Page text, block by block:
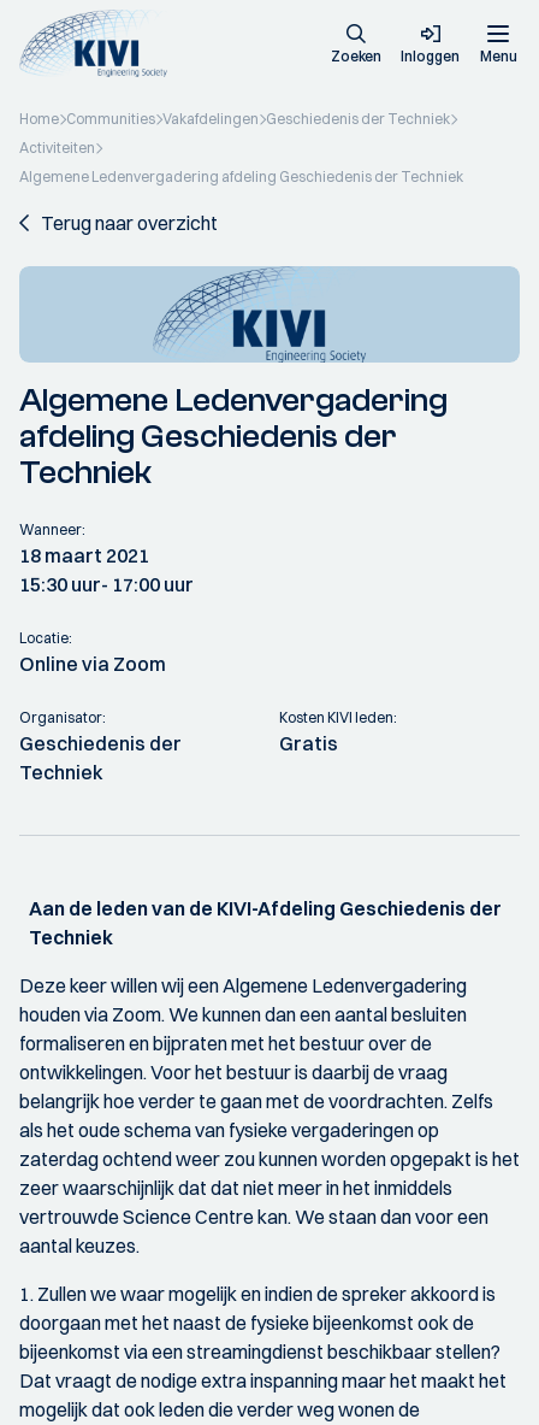
Zoeken Inloggen Menu
Home Communities Vakafdelingen Geschiedenis der Techniek
Activiteiten
Algemene Ledenvergadering afdeling Geschiedenis der Techniek
Terug naar overzicht
Algemene Ledenvergadering
afdeling Geschiedenis der
Techniek
Wanneer:
18 maart 2021
15:30 uur- 17:00 uur
Locatie:
Online via Zoom
Organisator:
Geschiedenis der
Techniek
Kosten KIVI leden:
Gratis
Aan de leden van de KIVI-Afdeling Geschiedenis der
Techniek
Deze keer willen wij een Algemene Ledenvergadering
houden via Zoom. We kunnen dan een aantal besluiten
formaliseren en bijpraten met het bestuur over de
ontwikkelingen. Voor het bestuur is daarbij de vraag
belangrijk hoe verder te gaan met de voordrachten. Zelfs
als het oude schema van fysieke vergaderingen op
zaterdag ochtend weer zou kunnen worden opgepakt is het
zeer waarschijnlijk dat dat niet meer in het inmiddels
vertrouwde Science Centre kan. We staan dan voor een
aantal keuzes.
1. Zullen we waar mogelijk en indien de spreker akkoord is
doorgaan met het naast de fysieke bijeenkomst ook de
bijeenkomst via een streamingdienst beschikbaar stellen?
Dat vraagt de nodige extra inspanning maar het maakt het
mogelijk dat ook leden die verder weg wonen de